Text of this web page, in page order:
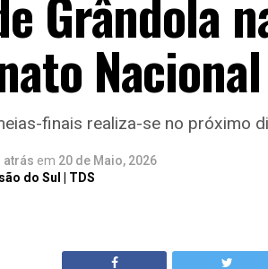
finais realiza-se no próximo
atrás em 20 de Maio, 2026
do Sul | TDS